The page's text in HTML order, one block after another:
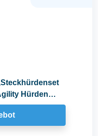
Hürden